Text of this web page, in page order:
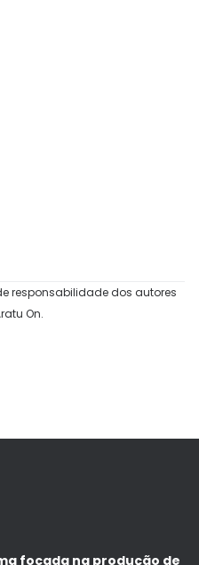
responsabilidade dos autores
On.
focada na produção de